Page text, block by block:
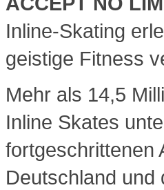
Inline-Skating
geistige Fitness
Mehr als 14,5
Inline Skates
fortgeschrittenen
Deutschland und